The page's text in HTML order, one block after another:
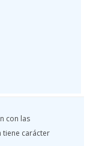
con las
tiene carácter